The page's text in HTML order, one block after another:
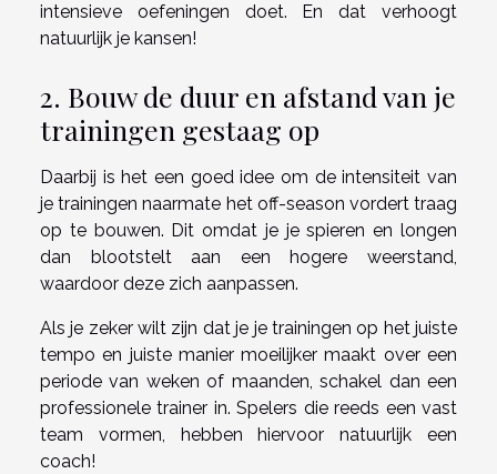
intensieve oefeningen doet. En dat verhoogt
natuurlijk je kansen!
2. Bouw de duur en afstand van je
trainingen gestaag op
Daarbij is het een goed idee om de intensiteit van
je trainingen naarmate het off-season vordert traag
op te bouwen. Dit omdat je je spieren en longen
dan blootstelt aan een hogere weerstand,
waardoor deze zich aanpassen.
Als je zeker wilt zijn dat je je trainingen op het juiste
tempo en juiste manier moeilijker maakt over een
periode van weken of maanden, schakel dan een
professionele trainer in. Spelers die reeds een vast
team vormen, hebben hiervoor natuurlijk een
coach!